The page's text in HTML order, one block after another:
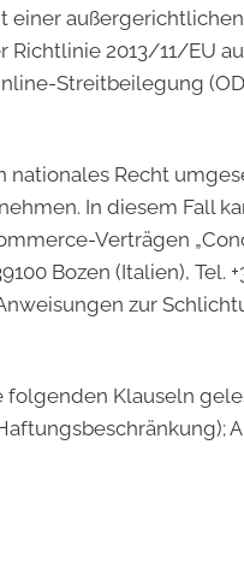
einer
Richtlinie 2013/11/EU
Streitbeilegung
nationales Recht
In diesem Fall
Verträgen
Bozen (Italien), Tel.
zur
folgenden Klauseln